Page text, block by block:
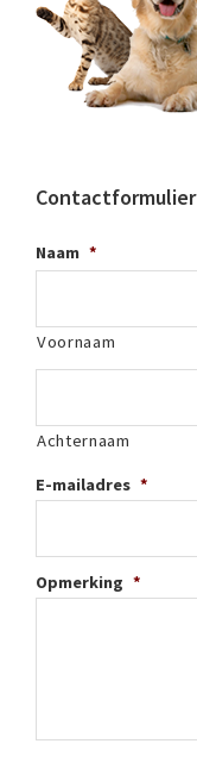
Contactformulier
Naam *
Voornaam
Achternaam
E-mailadres *
Opmerking *